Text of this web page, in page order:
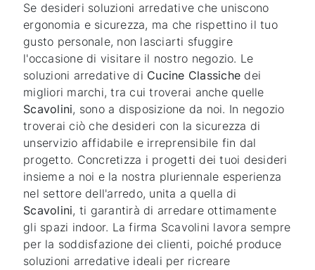
Se desideri soluzioni arredative che uniscono
ergonomia e sicurezza, ma che rispettino il tuo
gusto personale, non lasciarti sfuggire
l'occasione di visitare il nostro negozio. Le
soluzioni arredative di Cucine Classiche dei
migliori marchi, tra cui troverai anche quelle
Scavolini, sono a disposizione da noi. In negozio
troverai ciò che desideri con la sicurezza di
unservizio affidabile e irreprensibile fin dal
progetto. Concretizza i progetti dei tuoi desideri
insieme a noi e la nostra pluriennale esperienza
nel settore dell'arredo, unita a quella di
Scavolini, ti garantirà di arredare ottimamente
gli spazi indoor. La firma Scavolini lavora sempre
per la soddisfazione dei clienti, poiché produce
soluzioni arredative ideali per ricreare